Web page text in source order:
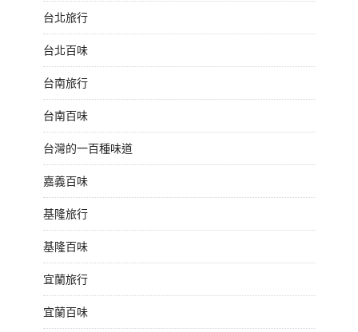
台北旅行
台北百味
台南旅行
台南百味
台灣的一百種味道
嘉義百味
基隆旅行
基隆百味
宜蘭旅行
宜蘭百味